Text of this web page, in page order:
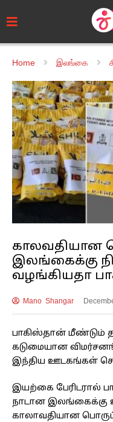
Home இலங்கை
காலவதியான
இலங்கைக்கு
வழங்கியதா
Mano Shangar
பாகிஸ்தான் மீண்டும்
கடுமையான
இந்திய ஊடகங்கள்
இயற்கை பேரிடரால்
நாடான இலங்கைக்கு
காலாவதியான